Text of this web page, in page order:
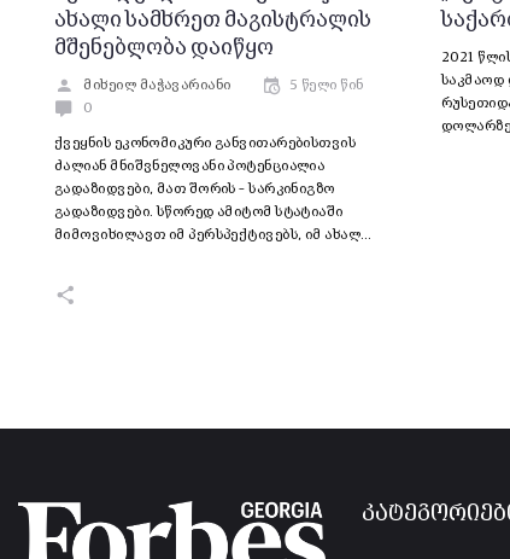
ახალი სამხრეთ მაგისტრალის
მშენებლობა დაიწყო
მიხეილ მაჭავარიანი
5 წელი წინ
0
ქვეყნის ეკონომიკური განვითარებისთვის
ძალიან მნიშვნელოვანი პოტენციალია
გადაზიდვები, მათ შორის – სარკინიგზო
გადაზიდვები. სწორედ ამიტომ სტატიაში
მიმოვიხილავთ იმ პერსპექტივებს, იმ ახალ…
2021
საკმაოდ
დოლარზე